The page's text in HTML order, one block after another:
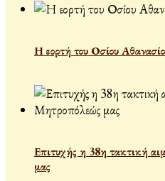
Η εορτή του Οσίου
Επιτυχής η 38η τακτική
μας